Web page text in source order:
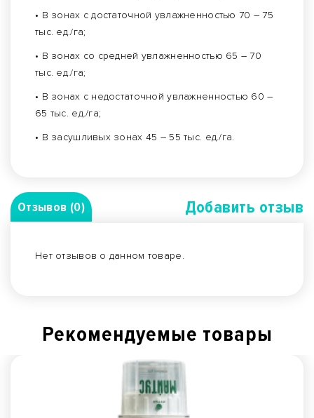
• В зонах с достаточной увлажненностью 70 – 75
тыс. ед./га;
• В зонах со средней увлажненностью 65 – 70
тыс. ед./га;
• В зонах с недостаточной увлажненностью 60 –
65 тыс. ед./га;
• В засушливых зонах 45 – 55 тыс. ед./га.
Отзывов (0) Добавить отзыв
Нет отзывов о данном товаре.
Рекомендуемые товары